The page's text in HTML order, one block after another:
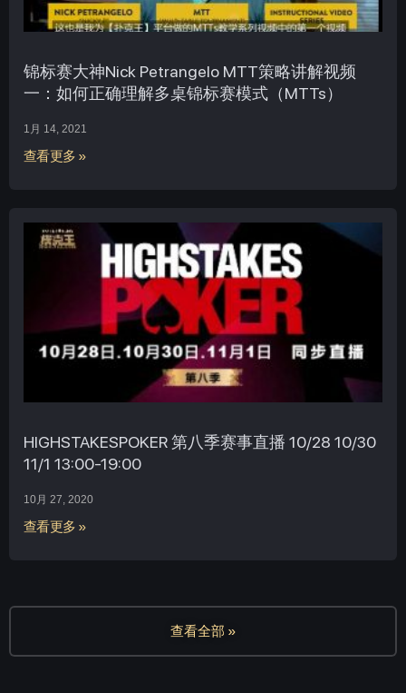
锦标赛大神Nick Petrangelo MTT策略讲解视频
一：如何正确理解多桌锦标赛模式（MTTs）
1月 14, 2021
查看更多 »
HIGHSTAKESPOKER 第八季赛事直播 10/28 10/30
11/1 13:00-19:00
10月 27, 2020
查看更多 »
查看全部 »